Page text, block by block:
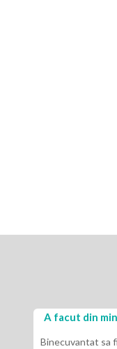
A facut din
Binecuvantat sa